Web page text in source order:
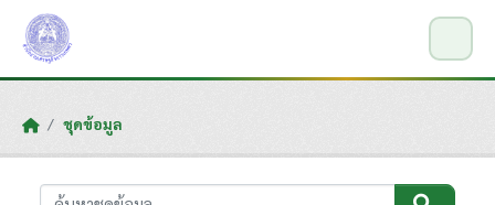
Skip to main content
ชุดข้อมูล